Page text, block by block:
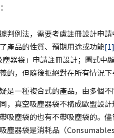
判例法，需要考慮註冊設計申
產品的性質、預期用途或功能[1]
器袋」申請註冊設計；圖式
的，但隨後拒絕對在所有情況下
是一種複合式的產品，由多個
，真空吸塵器袋不構成歐盟設
吸塵袋的也有不帶吸塵袋的。
塵器袋是消耗品（